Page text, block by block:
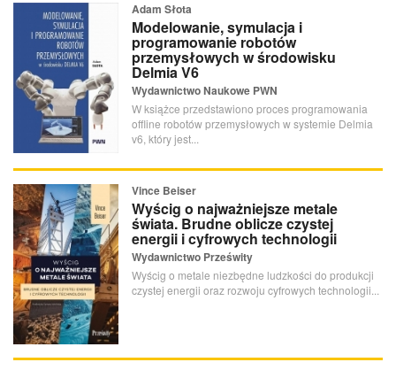
Adam Słota
Modelowanie, symulacja i
programowanie robotów
przemysłowych w środowisku
Delmia V6
Wydawnictwo Naukowe PWN
W książce przedstawiono proces programowania
offline robotów przemysłowych w systemie Delmia
v6, który jest...
Vince Beiser
Wyścig o najważniejsze metale
świata. Brudne oblicze czystej
energii i cyfrowych technologii
Wydawnictwo Prześwity
Wyścig o metale niezbędne ludzkości do produkcji
czystej energii oraz rozwoju cyfrowych technologii...